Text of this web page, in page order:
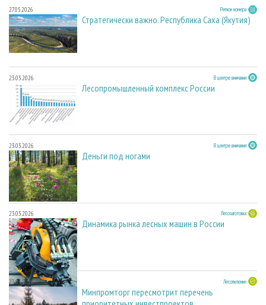
27.05.2026 Регион номера
Стратегически важно. Республика Саха (Якутия)
23.03.2026 В центре внимания
Лесопромышленный комплекс России
23.03.2026 В центре внимания
Деньги под ногами
23.03.2026 Лесозаготовка
Динамика рынка лесных машин в России
23.03.2026 Лесопиление
Минпромторг пересмотрит перечень